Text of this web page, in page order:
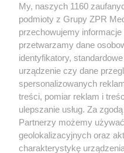
Żaden utwór zamieszczony w
rozpowszechniany lub dalej
tym także elektroniczny lub
eksploatacji w jakiejkolwiek
bez pisemnej zgody właściciela
wykorzystanie utworów w całości
bez właściwej zgody, jest
prawnie.
My, naszych 1160
podmioty z Grupy ZPR
przechowujemy
przetwarzamy dane
identyfikatory,
urządzenie czy dane
spersonalizowanych
treści, pomiar reklam i
ulepszanie usług. Za
Partnerzy możemy
geolokalizacyjnych oraz
charakterystykę